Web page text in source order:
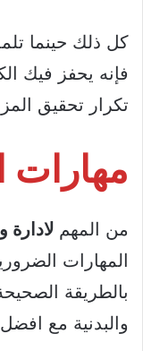
كل ذلك حينما
فإنه يحفز فيك
تكرار تحقيق
مهارات
من المهم لادارة
المهارات
بالطريقة
والبدنية مع